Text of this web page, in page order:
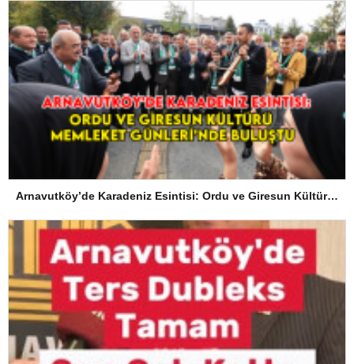
Arnavutköy’de Karadeniz Esintisi: Ordu ve Giresun Kültürü Memleket Günleri’nde Buluştu